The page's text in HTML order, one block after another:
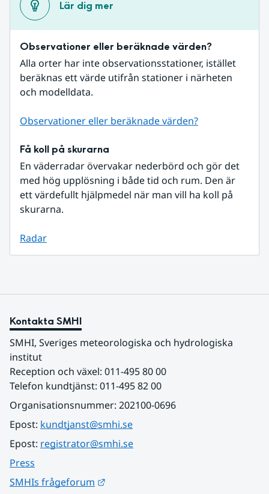
Lär dig mer
Observationer eller beräknade värden?
Alla orter har inte observationsstationer, istället
beräknas ett värde utifrån stationer i närheten
och modelldata.
Observationer eller beräknade värden?
Få koll på skurarna
En väderradar övervakar nederbörd och gör det
med hög upplösning i både tid och rum. Den är
ett värdefullt hjälpmedel när man vill ha koll på
skurarna.
Radar
Kontakta SMHI
SMHI, Sveriges meteorologiska och hydrologiska
institut
Reception och växel: 011-495 80 00
Telefon kundtjänst: 011-495 82 00
Organisationsnummer: 202100-0696
Epost: kundtjanst@smhi.se
Epost: registrator@smhi.se
Press
SMHIs frågeforum